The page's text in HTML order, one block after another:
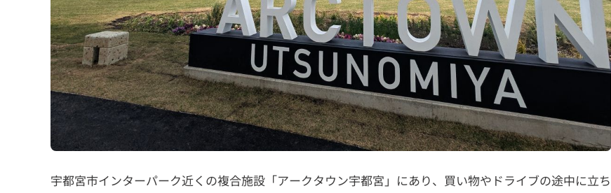
宇都宮市インターパーク近くの複合施設「アークタウン宇都宮」にあり、買い物やドライブの途中に立ち